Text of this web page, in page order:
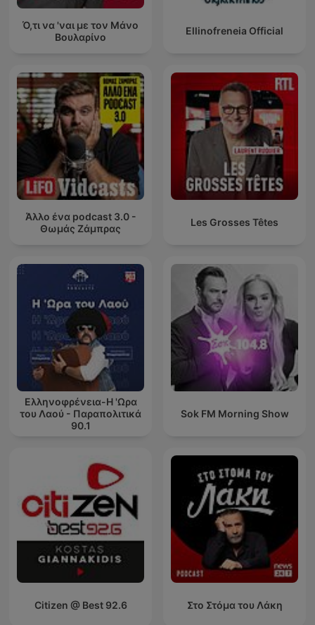
Ό,τι να 'ναι με τον Μάνο
Βουλαρίνο
Ellinofreneia Official
Άλλο ένα podcast 3.0 -
Θωμάς Ζάμπρας
Les Grosses Têtes
Ελληνοφρένεια-Η 'Ωρα
του Λαού - Παραπολιτικά
90.1
Sok FM Morning Show
Citizen @ Best 92.6 Στο Στόμα του Λάκη